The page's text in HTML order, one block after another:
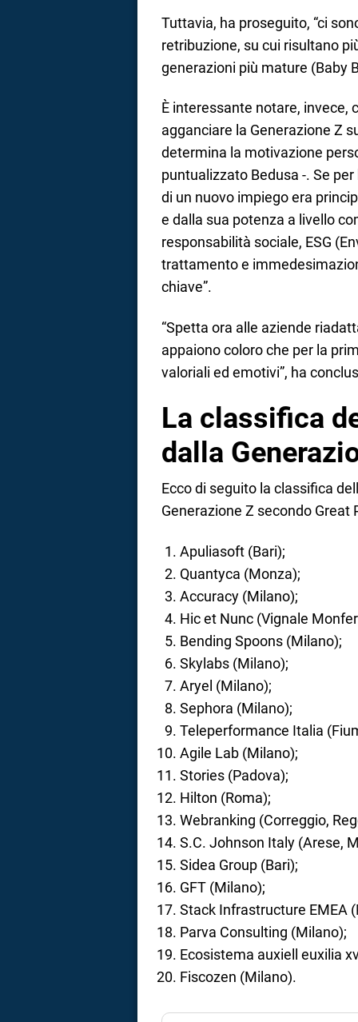
Tuttavia, ha proseguito, “ci
retribuzione, su cui risultano
generazioni più mature (Baby
È interessante notare, invece,
agganciare la Generazione Z
determina la motivazione
puntualizzato Bedusa -. Se
di un nuovo impiego era
e dalla sua potenza a livello
responsabilità sociale, ESG
trattamento e
chiave”.
“Spetta ora alle aziende
appaiono coloro che per la
valoriali ed emotivi”, ha
La classifica
dalla
Ecco di seguito la classifica
Generazione Z secondo Great
Apuliasoft (Bari);
Quantyca (Monza);
Accuracy (Milano);
Hic et Nunc (Vignale
Bending Spoons (Milano);
Skylabs (Milano);
Aryel (Milano);
Sephora (Milano);
Teleperformance Italia
Agile Lab (Milano);
Stories (Padova);
Hilton (Roma);
Webranking (Correggio,
S.C. Johnson Italy (Arese,
Sidea Group (Bari);
GFT (Milano);
Stack Infrastructure EMEA
Parva Consulting (Milano);
Ecosistema auxiell euxilia
Fiscozen (Milano).